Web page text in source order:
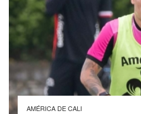
AMÉRICA DE CALI